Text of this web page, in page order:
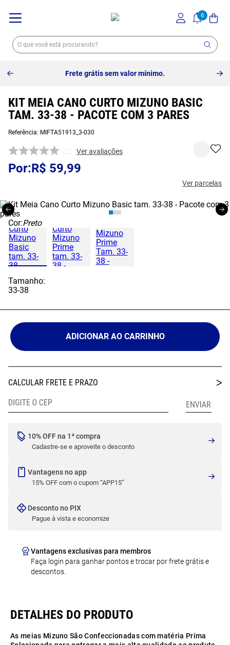
Frete grátis sem valor mínimo.
KIT MEIA CANO CURTO MIZUNO BASIC
TAM. 33-38 - PACOTE COM 3 PARES
Referência: MIFTA51913_3-030
Ver avaliações
R$ 59,99
Ver parcelas
Cor:Preto
Tamanho:
33-38
ADICIONAR AO CARRINHO
10% OFF na 1ª compra
Cadastre-se e aproveite o desconto
Vantagens no app
15% OFF com o cupom “APP15”
Desconto no PIX
Pague à vista e economize
Vantagens exclusivas para membros
Faça login para ganhar pontos e trocar por frete grátis e
descontos.
As meias Mizuno São Confeccionadas com matéria Prima